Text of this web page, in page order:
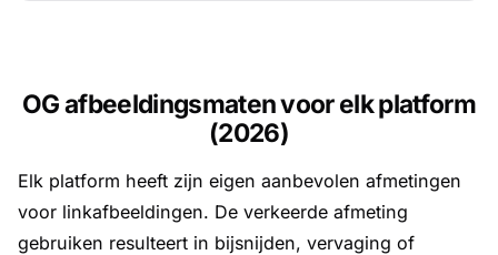
OG afbeeldingsmaten voor elk platform
(2026)
Elk platform heeft zijn eigen aanbevolen afmetingen
voor linkafbeeldingen. De verkeerde afmeting
gebruiken resulteert in bijsnijden, vervaging of